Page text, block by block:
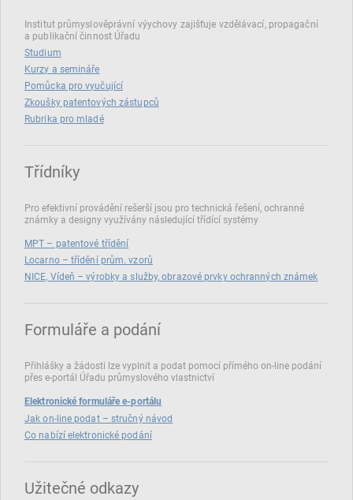
Institut průmyslověprávní výychovy zajišťuje vzdělávací, propagační
a publikační činnost Úřadu
Studium
Kurzy a semináře
Pomůcka pro vyučující
Zkoušky patentových zástupců
Rubrika pro mladé
Třídníky
Pro efektivní provádění rešerší jsou pro technická řešení, ochranné
známky a designy využívány následující třídící systémy
MPT – patentové třídění
Locarno – třídění prům. vzorů
NICE, Vídeň – výrobky a služby, obrazové prvky ochranných známek
Formuláře a podání
Přihlášky a žádosti lze vyplnit a podat pomocí přímého on‑line podání
přes e‑portál Úřadu průmyslového vlastnictví
Elektronické formuláře e-portálu
Jak on-line podat – stručný návod
Co nabízí elektronické podání
Užitečné odkazy